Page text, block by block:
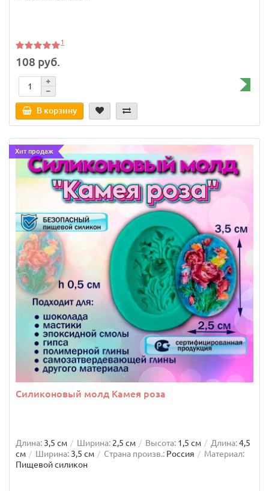
1
108 руб.
В корзину
Хит продаж
Силиконовый молд Камея роза
Длина: 3,5 см Ширина: 2,5 см Высота: 1,5 см Длина:4,5
см
Ширина: 3,5 см Страна произв.: Россия
Материал:
Пищевой силикон